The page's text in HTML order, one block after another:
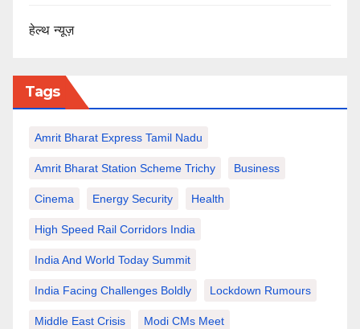
हेल्थ न्यूज़
Tags
Amrit Bharat Express Tamil Nadu
Amrit Bharat Station Scheme Trichy Business
Cinema Energy Security Health
High Speed Rail Corridors India
India And World Today Summit
India Facing Challenges Boldly Lockdown Rumours
Middle East Crisis Modi CMs Meet